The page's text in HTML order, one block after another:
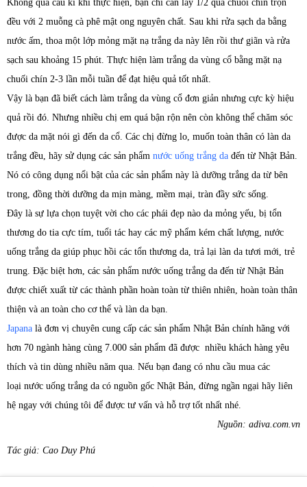
Không quá cầu kì khi thực hiện, bạn chỉ cần lấy 1/2 quả chuối chín trộn
đều với 2 muỗng cà phê mật ong nguyên chất. Sau khi rửa sạch da bằng
nước ấm, thoa một lớp mỏng mặt nạ trắng da này lên rồi thư giãn và rửa
sạch sau khoảng 15 phút. Thực hiện làm trắng da vùng cổ bằng mặt nạ
chuối chín 2-3 lần mỗi tuần để đạt hiệu quả tốt nhất.
Vậy là bạn đã biết cách làm trắng da vùng cổ đơn giản nhưng cực kỳ hiệu
quả rồi đó. Nhưng nhiều chị em quá bận rộn nên còn không thể chăm sóc
được da mặt nói gì đến da cổ. Các chị đừng lo, muốn toàn thân có làn da
trắng đều, hãy sử dụng các sản phẩm nước uống trắng da đến từ Nhật Bản.
Nó có công dụng nổi bật của các sản phẩm này là dưỡng trắng da từ bên
trong, đồng thời dưỡng da mịn màng, mềm mại, tràn đầy sức sống.
Đây là sự lựa chọn tuyệt vời cho các phái đẹp nào da mỏng yếu, bị tổn
thương do tia cực tím, tuổi tác hay các mỹ phẩm kém chất lượng, nước
uống trắng da giúp phục hồi các tổn thương da, trả lại làn da tươi mới, trẻ
trung. Đặc biệt hơn, các sản phẩm nước uống trắng da đến từ Nhật Bản
được chiết xuất từ các thành phần hoàn toàn từ thiên nhiên, hoàn toàn thân
thiện và an toàn cho cơ thể và làn da bạn.
Japana là đơn vị chuyên cung cấp các sản phẩm Nhật Bản chính hãng với
hơn 70 ngành hàng cùng 7.000 sản phẩm đã được nhiều khách hàng yêu
thích và tin dùng nhiều năm qua. Nếu bạn đang có nhu cầu mua các
loại nước uống trắng da có nguồn gốc Nhật Bản, đừng ngần ngại hãy liên
hệ ngay với chúng tôi để được tư vấn và hỗ trợ tốt nhất nhé.
Nguồn: adiva.com.vn
Tác giả: Cao Duy Phú